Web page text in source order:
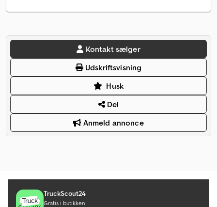
Kontakt sælger
Udskriftsvisning
Husk
Del
Anmeld annonce
TruckScout24
Gratis i butikken